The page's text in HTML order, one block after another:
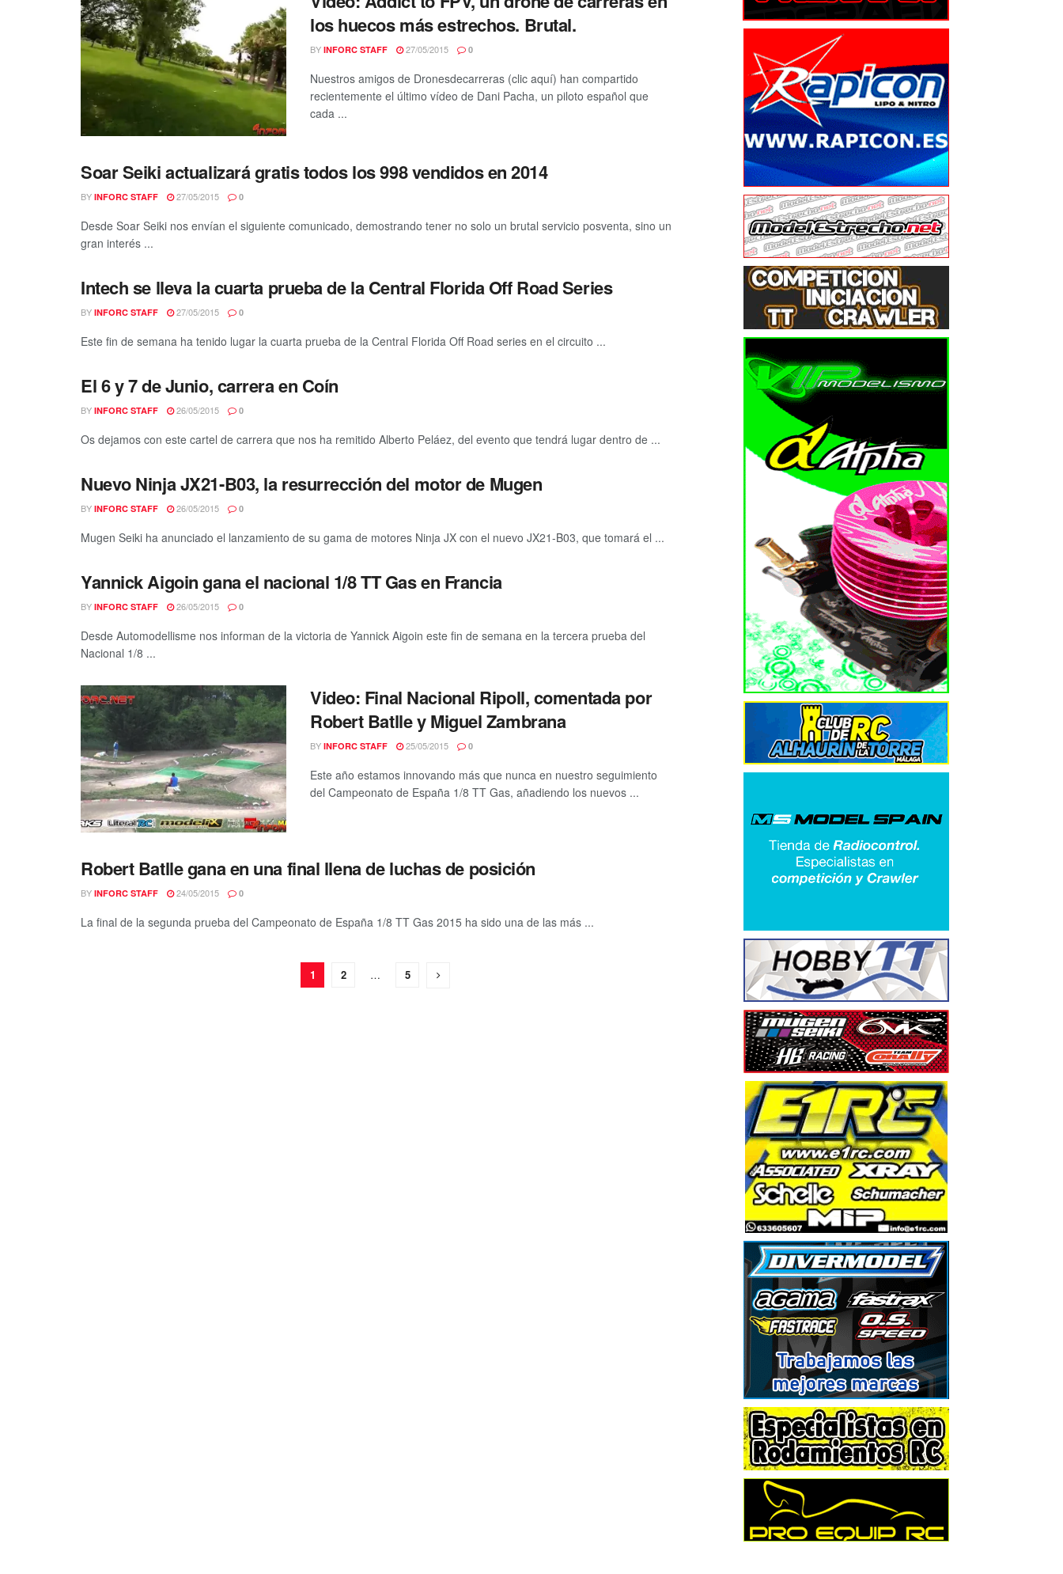
los huecos más estrechos. Brutal.
BY INFORC STAFF 27/05/2015 0
Nuestros amigos de Dronesdecarreras (clic aquí) han compartido
recientemente el último vídeo de Dani Pacha, un piloto español que
cada ...
Soar Seiki actualizará gratis todos los 998 vendidos en 2014
BY INFORC STAFF 27/05/2015 0
Desde Soar Seiki nos envían el siguiente comunicado, demostrando tener no solo un brutal servicio posventa, sino un
gran interés ...
Intech se lleva la cuarta prueba de la Central Florida Off Road Series
BY INFORC STAFF 27/05/2015 0
Este fin de semana ha tenido lugar la cuarta prueba de la Central Florida Off Road series en el circuito ...
El 6 y 7 de Junio, carrera en Coín
BY INFORC STAFF 26/05/2015 0
Os dejamos con este cartel de carrera que nos ha remitido Alberto Peláez, del evento que tendrá lugar dentro de ...
Nuevo Ninja JX21-B03, la resurrección del motor de Mugen
BY INFORC STAFF 26/05/2015 0
Mugen Seiki ha anunciado el lanzamiento de su gama de motores Ninja JX con el nuevo JX21-B03, que tomará el ...
Yannick Aigoin gana el nacional 1/8 TT Gas en Francia
BY INFORC STAFF 26/05/2015 0
Desde Automodellisme nos informan de la victoria de Yannick Aigoin este fin de semana en la tercera prueba del
Nacional 1/8 ...
Video: Final Nacional Ripoll, comentada por
Robert Batlle y Miguel Zambrana
BY INFORC STAFF 25/05/2015 0
Este año estamos innovando más que nunca en nuestro seguimiento
del Campeonato de España 1/8 TT Gas, añadiendo los nuevos ...
Robert Batlle gana en una final llena de luchas de posición
BY INFORC STAFF 24/05/2015 0
La final de la segunda prueba del Campeonato de España 1/8 TT Gas 2015 ha sido una de las más ...
1 2 … 5